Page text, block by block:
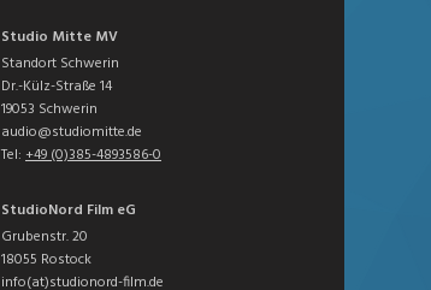
Studio Mitte MV
Standort Schwerin
Dr.-Külz-Straße 14
19053 Schwerin
audio@studiomitte.de
Tel: +49 (0)385-4893586-0
StudioNord Film eG
Grubenstr. 20
18055 Rostock
info(at)studionord-film.de